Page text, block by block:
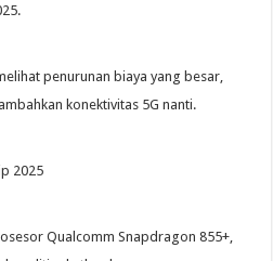
penurunan biaya yang besar,
konektivitas 5G nanti.
Qualcomm Snapdragon 855+,